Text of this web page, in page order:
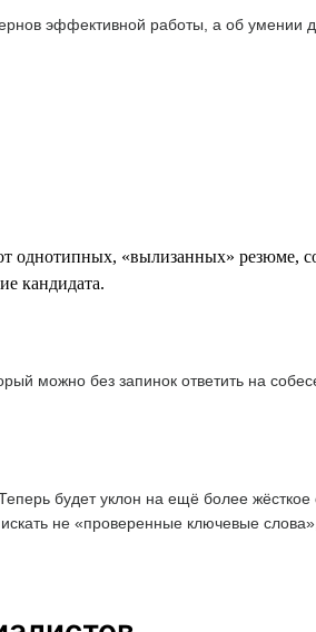
эффективной работы, а об умении
однотипных, «вылизанных» резюме,
кандидата.
можно без запинок ответить на
будет уклон на ещё более
не «проверенные ключевые